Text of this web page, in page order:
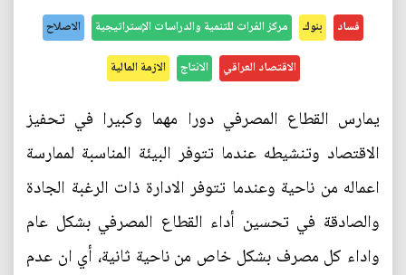
فساد بنوك مركز الفرات للتنمية والدراسات الإستراتيجية الاصلاح
الاقتصاد العراقي الانتاج الازمة المالية
يمارس القطاع المصرفي دورا مهما وكبيرا في تحفيز
الاقتصاد وتنشيطه عندما تتوفر البيئة المناسبة لممارسة
اعماله من ناحية وعندما تتوفر الادارة ذات الرغبة الجادة
والصادقة في تحسين أداء القطاع المصرفي بشكل عام
واداء كل مصرف بشكل خاص من ناحية ثانية، أي ان عدم